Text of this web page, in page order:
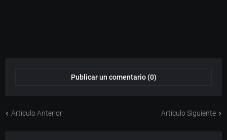
Publicar un comentario (0)
Artículo Anterior Artículo Siguiente